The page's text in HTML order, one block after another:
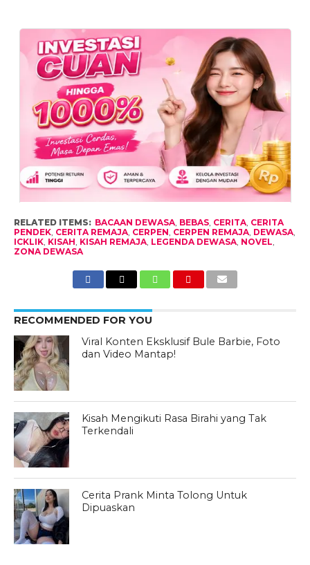
RELATED ITEMS: BACAAN DEWASA, BEBAS, CERITA, CERITA
PENDEK, CERITA REMAJA, CERPEN, CERPEN REMAJA, DEWASA,
ICKLIK, KISAH, KISAH REMAJA, LEGENDA DEWASA, NOVEL,
ZONA DEWASA
RECOMMENDED FOR YOU
Viral Konten Eksklusif Bule Barbie, Foto
dan Video Mantap!
Kisah Mengikuti Rasa Birahi yang Tak
Terkendali
Cerita Prank Minta Tolong Untuk
Dipuaskan